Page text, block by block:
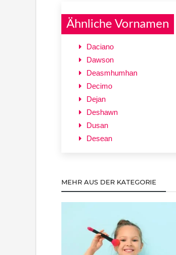
Ähnliche Vornamen
Daciano
Dawson
Deasmhumhan
Decimo
Dejan
Deshawn
Dusan
Desean
MEHR AUS DER KATEGORIE